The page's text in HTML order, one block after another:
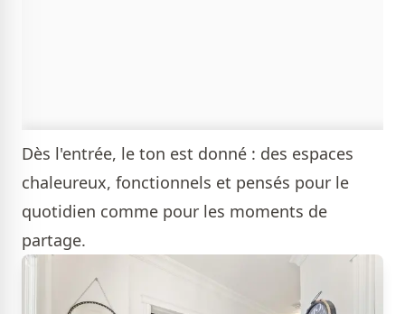
Dès l'entrée, le ton est donné : des espaces
chaleureux, fonctionnels et pensés pour le
quotidien comme pour les moments de
partage.